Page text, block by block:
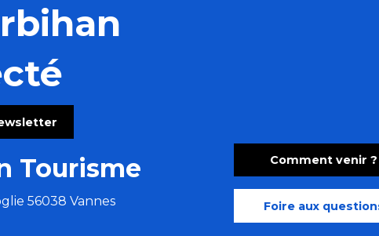
Tourisme
56038 Vannes
Comment venir ?
Foire aux